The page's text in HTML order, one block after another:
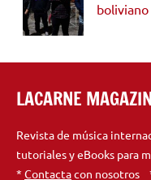
LACARNE
Revista de música
tutoriales y eBooks para
* Contactacon nosotros